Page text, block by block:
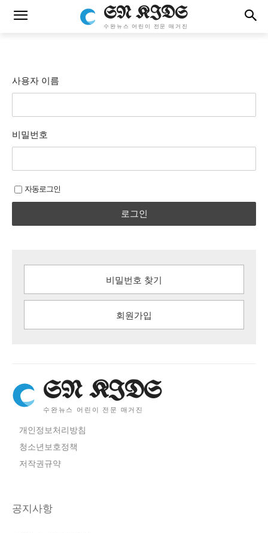
SN KIDS
수완뉴스 어린이 전문 매거진
사용자 이름
비밀번호
자동로그인
로그인
비밀번호 찾기
회원가입
SN KIDS
수완뉴스 어린이 전문 매거진
개인정보처리방침
청소년보호정책
저작권규약
공지사항